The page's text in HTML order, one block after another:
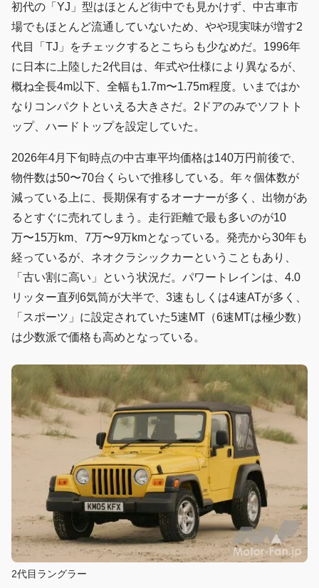
初代の「YJ」型はほとんど街中でも見かけず、中古車市
場でもほとんど流通していないため、やや現実味が増す2
代目「TJ」をチェックするとこちらも少なめだ。1996年
に日本に上陸した2代目は、年式や仕様により異なるが、
概ね全長4m以下、全幅も1.7m〜1.75m程度。いまではか
なりコンパクトといえる大きさだ。2ドアのみでソフトト
ップ、ハードトップを設定していた。
2026年4月下旬時点の中古車平均価格は140万円前後で、
物件数は50〜70台くらいで推移している。年々個体数が
減っている上に、長期保有するオーナーが多く、出物があ
るとすぐに売れてしまう。走行距離で最も多いのが10
万〜15万km、7万〜9万kmとなっている。発売から30年も
経っているが、ネオクラシックカーということもあり、
「古い割に高い」という状況だ。パワートレインは、4.0
リッター直列6気筒が大半で、3速もしくは4速ATが多く、
「スポーツ」に設定されていた5速MT（6速MTは極少数）
は少数派で価格も高めとなっている。
2代目ラングラー